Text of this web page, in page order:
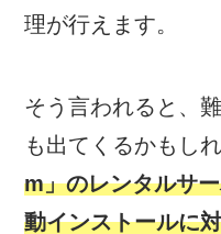
理が行えます。
そう言われると、
も出てくるかもし
m」のレンタルサ
動インストールに